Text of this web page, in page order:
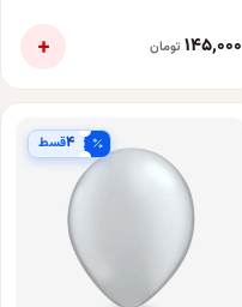
۱۴۵٬۰۰۰ تومان +
۴قسط